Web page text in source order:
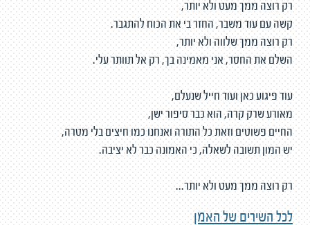
רק רוצה ממך מעט ולא יותר,
קשה עם עוד משבר, החזר בי את הכוח להתגבר.
רק רוצה ממך שלווה ולא יותר,
השלם את החסר, אני מאמינה בך, רק אל תוותר עלי.
עוד פיגוע כאן ועוד חייל שנעלם,
מאורע שרק קרה, הוא כבר סיפור ישן,
החיים פשוטים וזאת כל התורה ואנחנו כמו חיצים בלי מטרה,
יש המון תשובה לשאלה, כי האמונה כבר לא יציבה.
רק רוצה ממך מעט ולא יותר...
לכל השירים של האמן